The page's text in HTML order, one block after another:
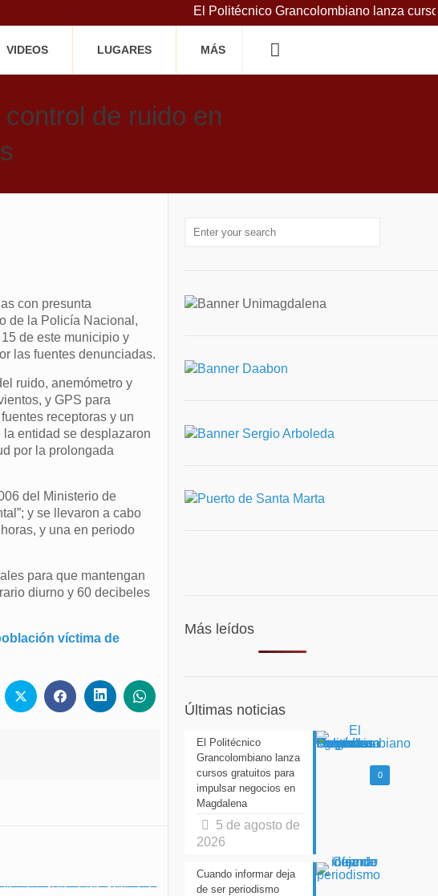
El Politécnico Grancolombiano lanza cursos
VIDEOS LUGARES MÁS
de ruido en
con presunta
de la Policía Nacional,
de este municipio y
las fuentes denunciadas.
ruido, anemómetro y
y GPS para
receptoras y un
entidad se desplazaron
por la prolongada
del Ministerio de
y se llevaron a cabo
y una en periodo
para que mantengan
diurno y 60 decibeles
víctima de
Más leídos
Últimas noticias
0
El Politécnico
Grancolombiano lanza
cursos gratuitos para
impulsar negocios en
Magdalena
5 de agosto de
2026
Cuando informar deja
de ser periodismo